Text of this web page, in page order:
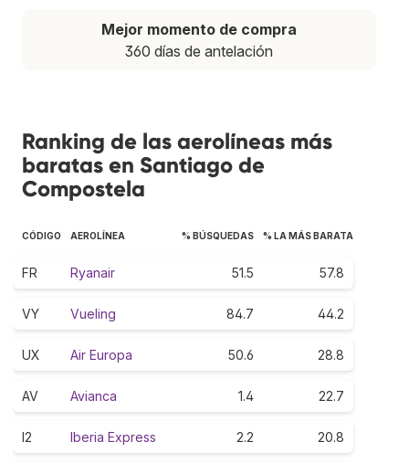
Mejor momento de compra
360 días de antelación
Ranking de las aerolíneas más
baratas en Santiago de
Compostela
CÓDIGO AEROLÍNEA % BÚSQUEDAS % LA MÁS BARATA
FR Ryanair 51.5 57.8
VY Vueling 84.7 44.2
UX Air Europa 50.6 28.8
AV Avianca 1.4 22.7
I2 Iberia Express 2.2 20.8